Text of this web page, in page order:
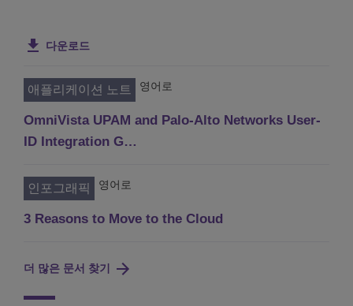
다운로드
애플리케이션 노트 영어로
OmniVista UPAM and Palo-Alto Networks User-
ID Integration G…
인포그래픽 영어로
3 Reasons to Move to the Cloud
더 많은 문서 찾기